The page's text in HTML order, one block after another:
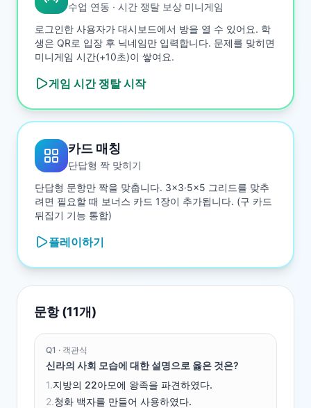
수업 연동 · 시간 쟁탈 보상 미니게임
로그인한 사용자가 대시보드에서 방을 열 수 있어요. 학
생은 QR로 입장 후 닉네임만 입력합니다. 문제를 맞히면
미니게임 시간(+10초)이 쌓여요.
게임 시간 쟁탈시작
카드 매칭
단답형 짝 맞히기
단답형 문항만 짝을 맞춥니다. 3×3·5×5 그리드를 맞추
려면 필요할 때 보너스 카드 1장이 추가됩니다. (구 카드
뒤집기 기능 통합)
플레이하기
문항 (11개)
Q1 · 객관식
신라의 사회 모습에 대한 설명으로 옳은 것은?
1.지방의 22아모에 왕족을 파견하였다.
2.청화 백자를 만들어 사용하였다.